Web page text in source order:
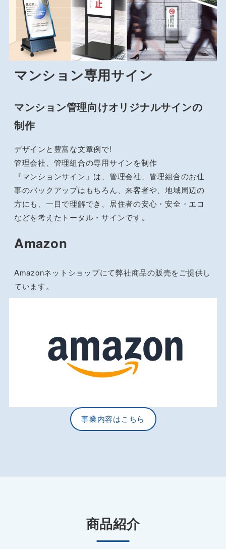
マンション専用サイン
マンション管理向けオリジナルサインの
制作
デザインと豊富な文章例で!
管理会社、管理組合の専用サインを制作
『マンションサイン』は、管理会社、管理組合のお仕
事のバックアップはもちろん、来客者や、地域周辺の
方にも、一目で理解でき、居住者の安心・安全・エコ
などを考えたトータル・サインです。
Amazon
Amazonネットショップにて弊社商品の販売をご提供し
ています。
事業内容はこちら
商品紹介